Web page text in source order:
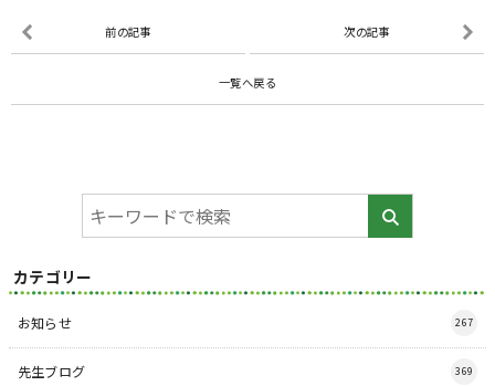
前の記事 次の記事
一覧へ戻る
カテゴリー
お知らせ 267
先生ブログ 369